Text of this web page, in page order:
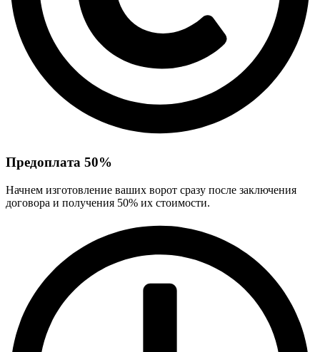
Предоплата 50%
Начнем изготовление ваших ворот сразу после заключения
договора и получения 50% их стоимости.